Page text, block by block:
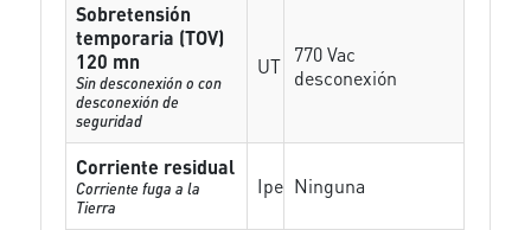
Sobretensión
temporaria (TOV)
120 mn
Sin desconexión o con
desconexión de
seguridad
UT 770 Vac
desconexión
Corriente residual
Corriente fuga a la
Tierra
Ipe Ninguna